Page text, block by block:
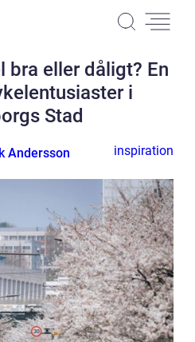
bra eller dåligt? En
i
Stad
Andersson inspiration